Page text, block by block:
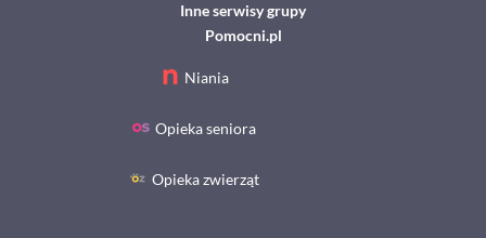
Niania
Opieka seniora
Opieka zwierząt
Inne serwisy grupy
Pomocni.pl